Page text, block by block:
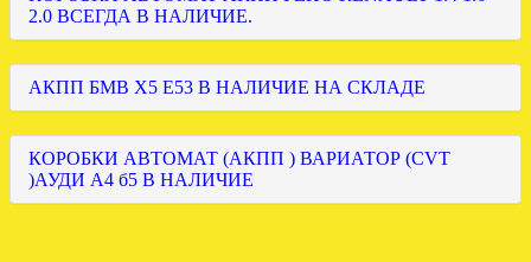
2.0 ВСЕГДА В НАЛИЧИЕ.
АКПП БМВ Х5 Е53 В НАЛИЧИЕ НА СКЛАДЕ
КОРОБКИ АВТОМАТ (АКПП ) ВАРИАТОР (CVT
)АУДИ А4 б5 В НАЛИЧИЕ